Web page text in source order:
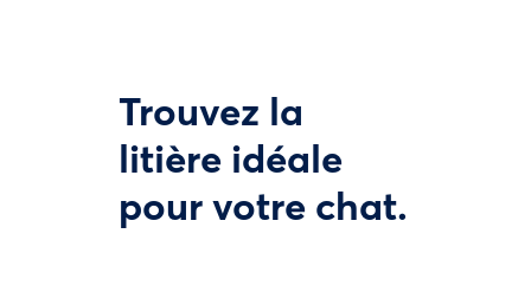
Trouvez la
litière idéale
pour votre chat.